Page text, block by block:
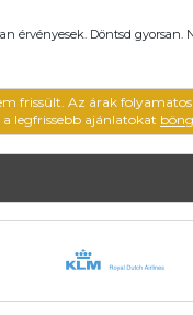
érvényesek. Döntsd gyorsan.
frissült. Az árak
a legfrissebb ajánlatokat